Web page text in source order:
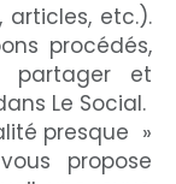
articles, etc.).
procédés,
partager et
Le Social.
presque »
propose